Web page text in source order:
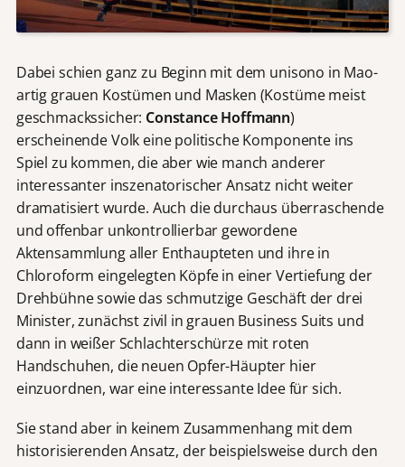
Dabei schien ganz zu Beginn mit dem unisono in Mao-
artig grauen Kostümen und Masken (Kostüme meist
geschmackssicher: Constance Hoffmann)
erscheinende Volk eine politische Komponente ins
Spiel zu kommen, die aber wie manch anderer
interessanter inszenatorischer Ansatz nicht weiter
dramatisiert wurde. Auch die durchaus überraschende
und offenbar unkontrollierbar gewordene
Aktensammlung aller Enthaupteten und ihre in
Chloroform eingelegten Köpfe in einer Vertiefung der
Drehbühne sowie das schmutzige Geschäft der drei
Minister, zunächst zivil in grauen Business Suits und
dann in weißer Schlachterschürze mit roten
Handschuhen, die neuen Opfer-Häupter hier
einzuordnen, war eine interessante Idee für sich.
Sie stand aber in keinem Zusammenhang mit dem
historisierenden Ansatz, der beispielsweise durch den